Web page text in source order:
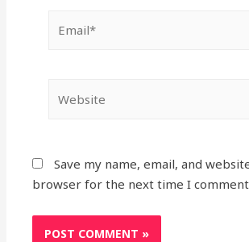
Save my name, email, and
browser for the next time I